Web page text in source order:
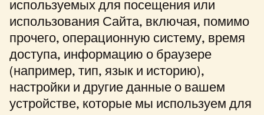
используемых для посещения или
использования Сайта, включая, помимо
прочего, операционную систему, время
доступа, информацию о браузере
(например, тип, язык и историю),
настройки и другие данные о вашем
устройстве, которые мы используем для